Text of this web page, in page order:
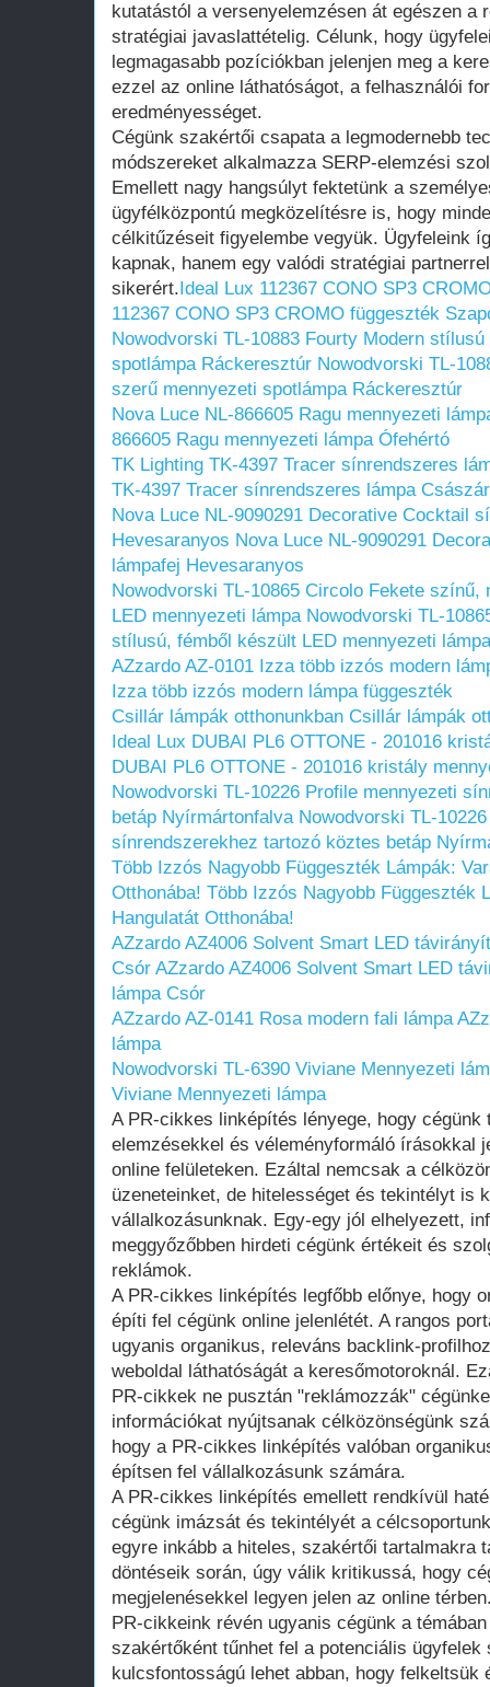
kutatástól a versenyelemzésen át egészen a
stratégiai javaslattételig. Célunk, hogy
legmagasabb pozíciókban jelenjen meg a
ezzel az online láthatóságot, a felhasználói
eredményességet.
Cégünk szakértői csapata a legmodernebb
módszereket alkalmazza SERP-elemzési
Emellett nagy hangsúlyt fektetünk a
ügyfélközpontú megközelítésre is, hogy
célkitűzéseit figyelembe vegyük. Ügyfeleink
kapnak, hanem egy valódi stratégiai
sikerért.Ideal Lux 112367 CONO SP3
112367 CONO SP3 CROMO függeszték
Nowodvorski TL-10883 Fourty Modern
spotlámpa Ráckeresztúr Nowodvorski TL-
szerű mennyezeti spotlámpa Ráckeresztúr
Nova Luce NL-866605 Ragu mennyezeti
866605 Ragu mennyezeti lámpa Ófehértó
TK Lighting TK-4397 Tracer sínrendszeres
TK-4397 Tracer sínrendszeres lámpa
Nova Luce NL-9090291 Decorative Cocktail
Hevesaranyos Nova Luce NL-9090291
lámpafej Hevesaranyos
Nowodvorski TL-10865 Circolo Fekete
LED mennyezeti lámpa Nowodvorski TL-
stílusú, fémből készült LED mennyezeti lámpa
AZzardo AZ-0101 Izza több izzós modern
Izza több izzós modern lámpa függeszték
Csillár lámpák otthonunkban Csillár lámpák
Ideal Lux DUBAI PL6 OTTONE - 201016
DUBAI PL6 OTTONE - 201016 kristály
Nowodvorski TL-10226 Profile mennyezeti
betáp Nyírmártonfalva Nowodvorski TL-
sínrendszerekhez tartozó köztes betáp
Több Izzós Nagyobb Függeszték Lámpák:
Otthonába! Több Izzós Nagyobb Függeszték
Hangulatát Otthonába!
AZzardo AZ4006 Solvent Smart LED
Csór AZzardo AZ4006 Solvent Smart LED
lámpa Csór
AZzardo AZ-0141 Rosa modern fali lámpa
lámpa
Nowodvorski TL-6390 Viviane Mennyezeti
Viviane Mennyezeti lámpa
A PR-cikkes linképítés lényege, hogy
elemzésekkel és véleményformáló írásokkal
online felületeken. Ezáltal nemcsak a
üzeneteinket, de hitelességet és tekintélyt is
vállalkozásunknak. Egy-egy jól elhelyezett,
meggyőzőbben hirdeti cégünk értékeit és
reklámok.
A PR-cikkes linképítés legfőbb előnye, hogy
építi fel cégünk online jelenlétét. A rangos
ugyanis organikus, releváns backlink-
weboldal láthatóságát a keresőmotoroknál.
PR-cikkek ne pusztán "reklámozzák"
információkat nyújtsanak célközönségünk
hogy a PR-cikkes linképítés valóban
építsen fel vállalkozásunk számára.
A PR-cikkes linképítés emellett rendkívül
cégünk imázsát és tekintélyét a
egyre inkább a hiteles, szakértői tartalmakra
döntéseik során, úgy válik kritikussá, hogy
megjelenésekkel legyen jelen az online
PR-cikkeink révén ugyanis cégünk a
szakértőként tűnhet fel a potenciális ügyfelek
kulcsfontosságú lehet abban, hogy felkeltsük